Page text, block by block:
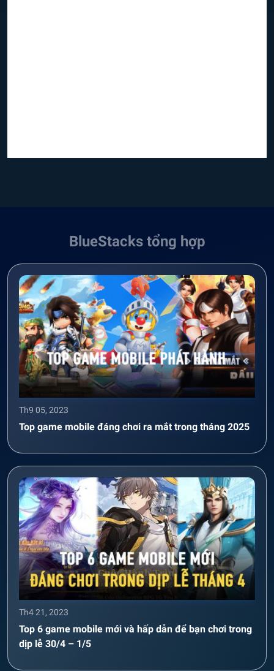
BlueStacks tổng hợp
Th9 05, 2023
Top game mobile đáng chơi ra mắt trong tháng 2025
Th4 21, 2023
Top 6 game mobile mới và hấp dẫn để bạn chơi trong
dịp lễ 30/4 – 1/5